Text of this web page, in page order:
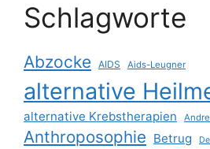
Schlagworte
Abzocke AIDS Aids-Leugner
alternative
alternative Krebstherapien
Anthroposophie Betrug